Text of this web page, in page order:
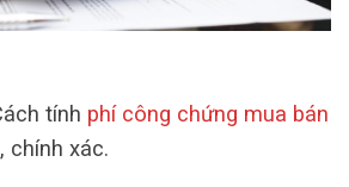
tính phí công chứng mua bán
chính xác.